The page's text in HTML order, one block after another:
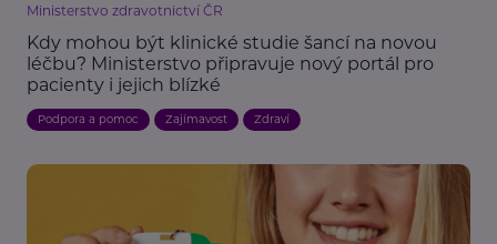
Ministerstvo zdravotnictví ČR
Kdy mohou být klinické studie šancí na novou
léčbu? Ministerstvo připravuje nový portál pro
pacienty i jejich blízké
Podpora a pomoc Zajímavost Zdraví